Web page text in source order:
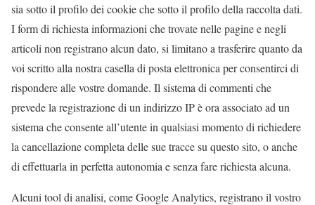
sia sotto il profilo dei cookie che sotto il profilo della raccolta dati.
I form di richiesta informazioni che trovate nelle pagine e negli
articoli non registrano alcun dato, si limitano a trasferire quanto da
voi scritto alla nostra casella di posta elettronica per consentirci di
rispondere alle vostre domande. Il sistema di commenti che
prevede la registrazione di un indirizzo IP è ora associato ad un
sistema che consente all’utente in qualsiasi momento di richiedere
la cancellazione completa delle sue tracce su questo sito, o anche
di effettuarla in perfetta autonomia e senza fare richiesta alcuna.
Alcuni tool di analisi, come Google Analytics, registrano il vostro